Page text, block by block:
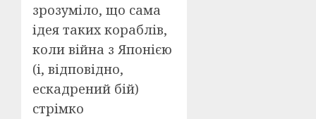
зрозуміло, що сама
ідея таких кораблів,
коли війна з Японією
(і, відповідно,
ескадрений бій)
стрімко